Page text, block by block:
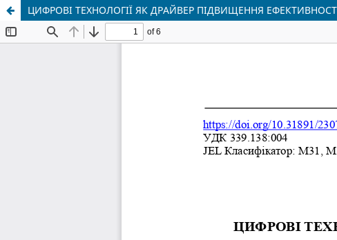
ЦИФРОВІ ТЕХНОЛОГІЇ ЯК ДРАЙВЕР ПІДВИЩЕННЯ